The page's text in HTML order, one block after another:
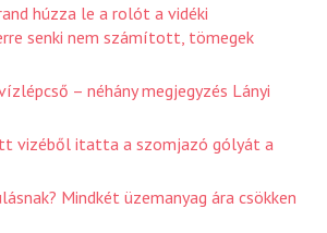
húzza le a rolót a vidéki
senki nem számított, tömegek
– néhány megjegyzés Lányi
vizéből itatta a szomjazó gólyát a
Mindkét üzemanyag ára csökken